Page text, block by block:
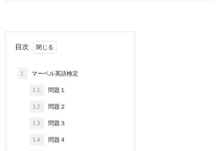
目次
1. マーベル英語検定
1.1. 問題１
1.2. 問題２
1.3. 問題３
1.4. 問題４